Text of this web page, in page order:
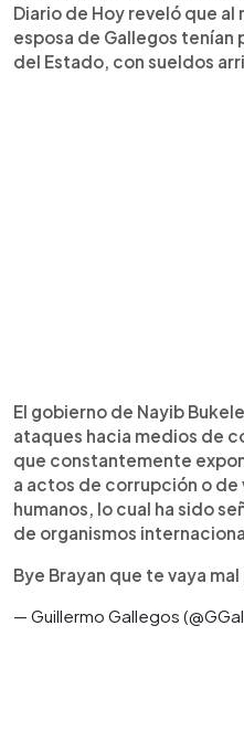
Diario de Hoy reveló que
esposa de Gallegos tenían
del Estado, con sueldos
El gobierno de Nayib
ataques hacia medios de
que constantemente
a actos de corrupción o
humanos, lo cual ha sido
de organismos
Bye Brayan que te vaya
— Guillermo Gallegos